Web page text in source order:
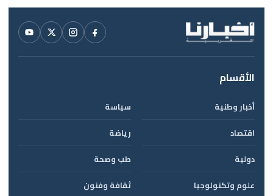
الأقسام
أخبار وطنية
سياسة
اقتصاد
رياضة
دولية
طب وصحة
علوم وتكنولوجيا
ثقافة وفنون